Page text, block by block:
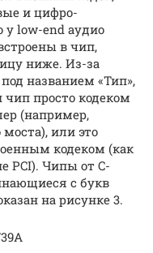
и цифро-
у low-end аудио
в чип,
ниже. Из-за
названием «Тип»,
чип просто кодеком
(например,
или это
кодеком (как
PCI). Чипы от C-
с букв
на рисунке 3.